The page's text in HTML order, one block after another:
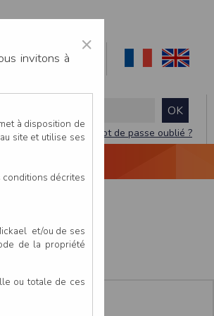
Mot de passe oublié ?
×
invitons à
à disposition de
site et utilise ses
conditions décrites
et/ou de ses
de la propriété
ou totale de ces